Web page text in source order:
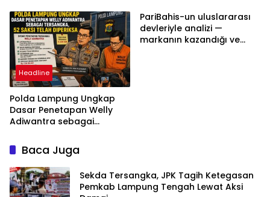
Berdasarkan Aturan,
Bukan Tekanan Opini
Headline
Polda Lampung Ungkap
Dasar Penetapan Welly
Adiwantra sebagai
Diperiksa
PariBahis-un uluslararası
devleriyle analizi —
markanın kazandığı ve
Baca Juga
Sekda Tersangka, JPK Tagih Ketegasan
Pemkab Lampung Tengah Lewat Aksi